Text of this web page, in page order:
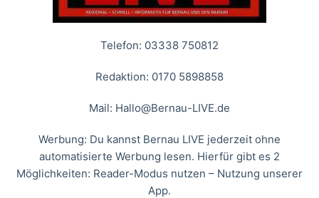
Telefon: 03338 750812
Redaktion: 0170 5898858
Mail: Hallo@Bernau-LIVE.de
Werbung: Du kannst Bernau LIVE jederzeit ohne
automatisierte Werbung lesen. Hierfür gibt es 2
Möglichkeiten: Reader-Modus nutzen – Nutzung unserer
App.